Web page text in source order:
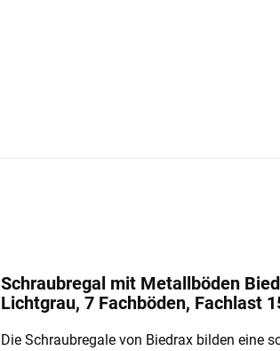
Schraubregal mit Metallböden
Lichtgrau, 7 Fachböden, Fachlast
Die Schraubregale von Biedrax bilden eine